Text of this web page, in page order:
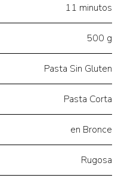
11 minutos
500 g
Pasta Sin Gluten
Pasta Corta
en Bronce
Rugosa